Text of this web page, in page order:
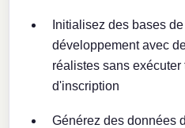
Initialisez des bases
développement avec
réalistes sans exécuter
d'inscription
Générez des données